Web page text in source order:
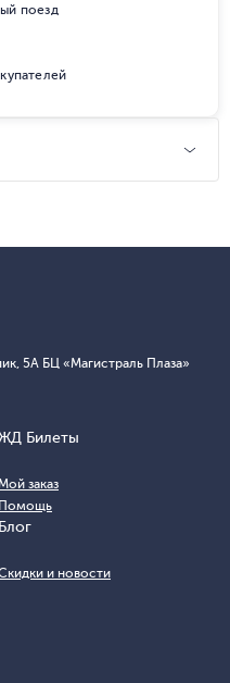
поезд
5А БЦ «Магистраль Плаза»
Билеты
заказ
Помощь
Блог
и новости